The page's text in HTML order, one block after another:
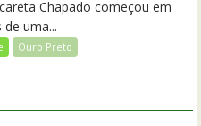
Chapado começou em
uma...
Ouro Preto